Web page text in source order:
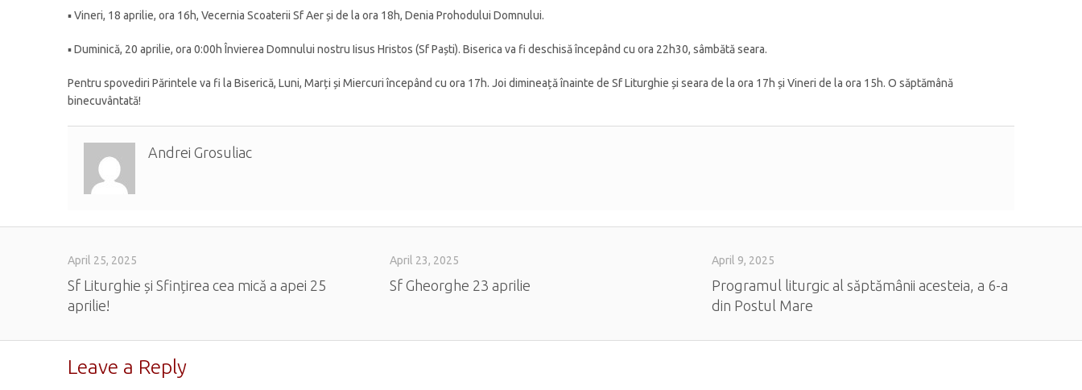
▪︎ Vineri, 18 aprilie, ora 16h, Vecernia Scoaterii Sf Aer și de la ora 18h, Denia Prohodului Domnului.
▪︎ Duminică, 20 aprilie, ora 0:00h Învierea Domnului nostru Iisus Hristos (Sf Paști). Biserica va fi deschisă începând cu ora 22h30, sâmbătă seara.
Pentru spovediri Părintele va fi la Biserică, Luni, Marți și Miercuri începând cu ora 17h. Joi dimineață înainte de Sf Liturghie și seara de la ora 17h și Vineri de la ora 15h. O săptămână
binecuvântată!
Andrei Grosuliac
April 25, 2025
Sf Liturghie și Sfințirea cea mică a apei 25
aprilie!
April 23, 2025
Sf Gheorghe 23 aprilie
April 9, 2025
Programul liturgic al săptămânii acesteia, a 6-a
din Postul Mare
Leave a Reply